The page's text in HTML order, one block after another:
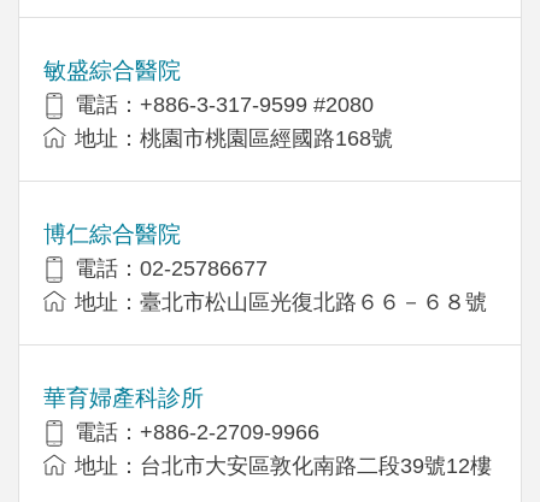
敏盛綜合醫院
電話：+886-3-317-9599 #2080
地址：桃園市桃園區經國路168號
博仁綜合醫院
電話：02-25786677
地址：臺北市松山區光復北路６６－６８號
華育婦產科診所
電話：+886-2-2709-9966
地址：台北市大安區敦化南路二段39號12樓